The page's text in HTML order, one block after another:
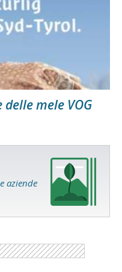
mele VOG
aziende